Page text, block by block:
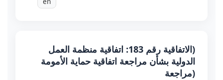
(الاتفاقية رقم 183: اتفاقية منظمة العمل
الدولية بشأن مراجعة اتفاقية حماية الأمومة
(مراجعة